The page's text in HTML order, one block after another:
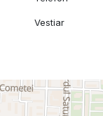
Vestiar